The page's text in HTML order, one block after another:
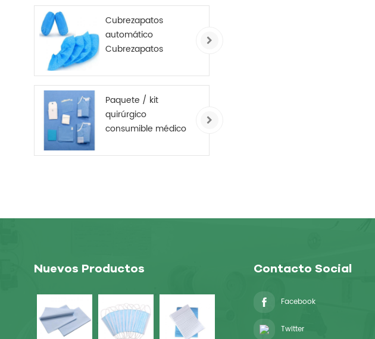
Cubrezapatos
automático
Cubrezapatos
desechable
Cubrezapatos no
tejido
Paquete / kit
quirúrgico
consumible médico
Nuevos Productos Contacto Social
Facebook
Twitter